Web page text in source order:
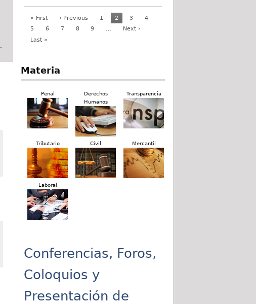
« First ‹ Previous 1 2 3
4
5
6 7 8 9 …
Next ›
Last »
Materia
Penal
Derechos
Humanos
Transparencia
Tributario Civil Mercantil
Laboral
Conferencias, Foros,
Coloquios y
Presentación de